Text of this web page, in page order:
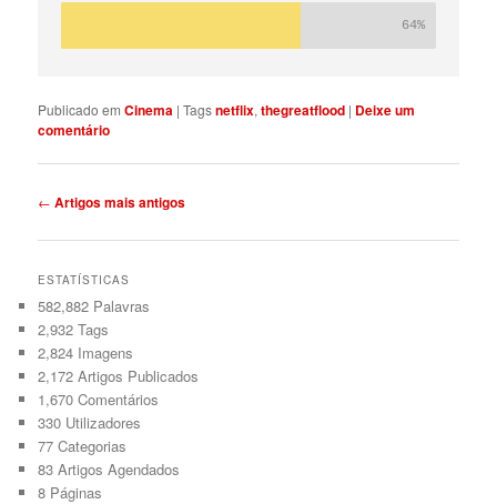
64%
Publicado em Cinema |Tagsnetflix,thegreatflood | Deixe um
comentário
Navegação
artigos
← Artigos mais antigos
ESTATÍSTICAS
582,882 Palavras
2,932 Tags
2,824 Imagens
2,172 Artigos Publicados
1,670 Comentários
330 Utilizadores
77 Categorias
83 Artigos Agendados
8 Páginas